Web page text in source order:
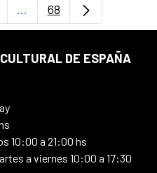
...Pages intermédiaires
Page
68
DE ESPAÑA
10:00 a 21:00 hs
a viernes 10:00 a 17:30